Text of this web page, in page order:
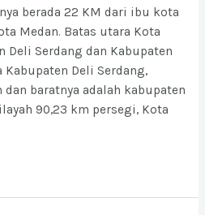
berada 22 KM dari ibu kota
Medan. Batas utara Kota
Deli Serdang dan Kabupaten
Deli Serdang,
baratnya adalah kabupaten
90,23 km persegi, Kota